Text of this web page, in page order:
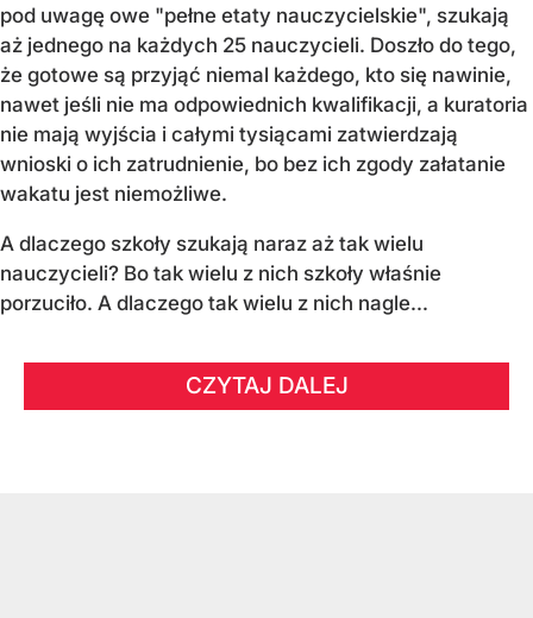
pod uwagę owe "pełne etaty nauczycielskie", szukają
aż jednego na każdych 25 nauczycieli. Doszło do tego,
że gotowe są przyjąć niemal każdego, kto się nawinie,
nawet jeśli nie ma odpowiednich kwalifikacji, a kuratoria
nie mają wyjścia i całymi tysiącami zatwierdzają
wnioski o ich zatrudnienie, bo bez ich zgody załatanie
wakatu jest niemożliwe.
A dlaczego szkoły szukają naraz aż tak wielu
nauczycieli? Bo tak wielu z nich szkoły właśnie
porzuciło. A dlaczego tak wielu z nich nagle...
CZYTAJ DALEJ